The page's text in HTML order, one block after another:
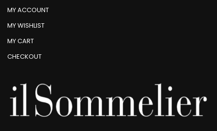
MY ACCOUNT
MY WISHLIST
MY CART
CHECKOUT